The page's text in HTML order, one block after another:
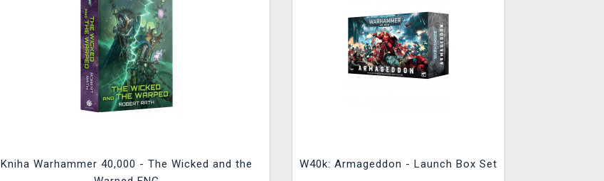
Kniha Warhammer 40,000 - The Wicked and the
W40k: Armageddon - Launch Box Set